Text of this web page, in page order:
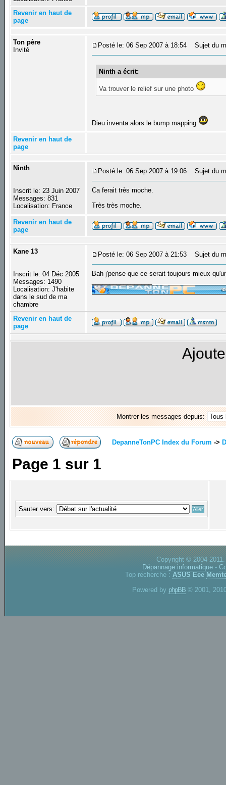
Revenir en haut de
page
Ton père
Invité
Posté le: 06 Sep 2007 à 18:54 Sujet du
Ninth a écrit:
Va trouver le relief sur une photo
Dieu inventa alors le bump mapping
Revenir en haut de
page
Ninth
Inscrit le: 23 Juin 2007
Messages: 831
Localisation: France
Posté le: 06 Sep 2007 à 19:06 Sujet du
Ca ferait très moche.
Très très moche.
Revenir en haut de
page
Kane 13
Inscrit le: 04 Déc 2005
Messages: 1490
Localisation: J'habite
dans le sud de ma
chambre
Posté le: 06 Sep 2007 à 21:53 Sujet du
Bah j'pense que ce serait toujours mieux
Revenir en haut de
page
Montrer les messages depuis:
DepanneTonPC Index du Forum ->
Page 1 sur 1
Sauter vers:
Copyright © 2004-
Dépannage informatique -
Top recherche : ASUS Eee
Powered by phpBB © 2001,